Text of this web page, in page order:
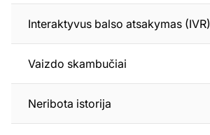
Interaktyvus balso atsakymas (IVR)
Vaizdo skambučiai
Neribota istorija